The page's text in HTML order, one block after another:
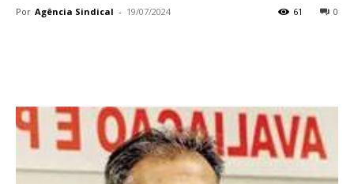
Por Agência Sindical - 19/07/2024 0
61